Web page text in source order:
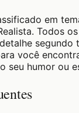
em
Todos
você
seu humor ou